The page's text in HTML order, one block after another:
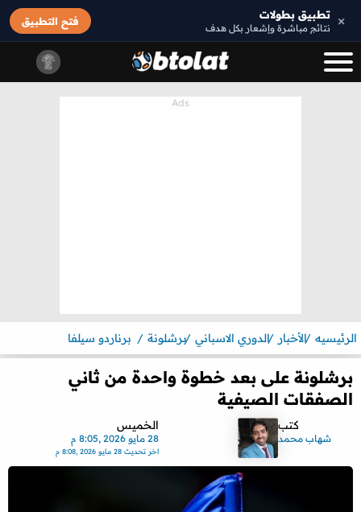
× تطبيق بطولات
نتائج مباشرة وإشعار بكل هدف
فتح التطبيق
الرئيسيه الأخبار الدوري الاسباني برشلونة برناردو سيلفا
برشلونة على بعد خطوة واحدة من ثاني
الصفقات الصيفية
كتب
شهاب محمد
الخميس
28 مايو 2026 ,8:05 م
اخر تحديث28 مايو 2026 ,8:08 م